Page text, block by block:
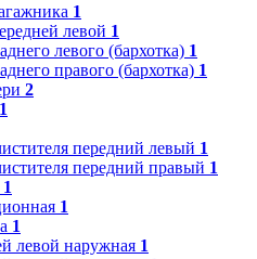
1
левой 1
левого (бархотка) 1
правого (бархотка) 1
2
1
передний левый 1
передний правый 1
1
1
1
левой наружная 1